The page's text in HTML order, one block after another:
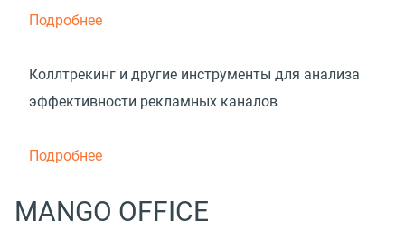
Подробнее
Коллтрекинг и другие инструменты для анализа
эффективности рекламных каналов
Подробнее
MANGO OFFICE